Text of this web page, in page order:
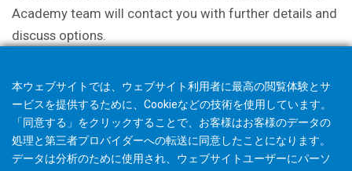
Academy team will contact you with further details and
discuss options.
本ウェブサイトでは、ウェブサイト利用者に最高の閲覧体験とサ
ービスを提供するために、Cookieなどの技術を使用しています。
「同意する」をクリックすることで、お客様はお客様のデータの
処理と第三者プロバイダーへの転送に同意したことになります。
データは分析のために使用され、ウェブサイトユーザーにパーソ